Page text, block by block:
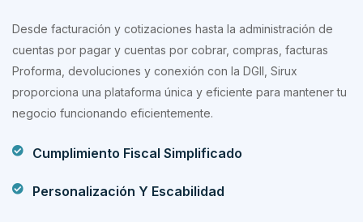
Desde facturación y cotizaciones hasta la administración de
cuentas por pagar y cuentas por cobrar, compras, facturas
Proforma, devoluciones y conexión con la DGII, Sirux
proporciona una plataforma única y eficiente para mantener tu
negocio funcionando eficientemente.
Cumplimiento Fiscal Simplificado
Personalización Y Escabilidad